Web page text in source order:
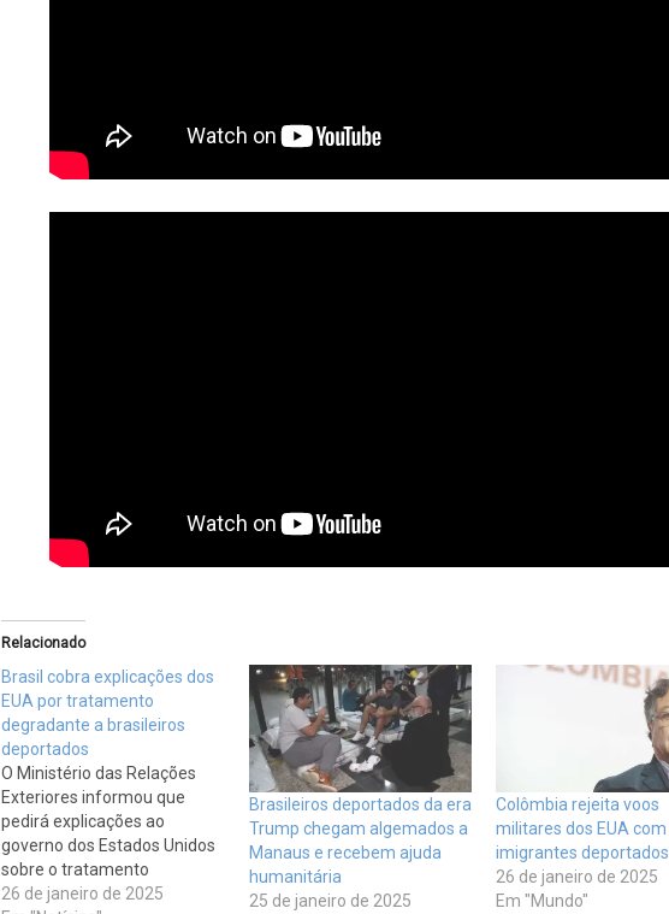
Relacionado
Brasil cobra explicações dos
EUA por tratamento
degradante a brasileiros
deportados
O Ministério das Relações
Exteriores informou que
pedirá explicações ao
governo dos Estados Unidos
sobre o tratamento
considerado degradante
26 de janeiro de 2025
Brasileiros deportados da era
Trump chegam algemados a
Manaus e recebem ajuda
humanitária
25 de janeiro de 2025
Colômbia rejeita voos
militares dos EUA com
imigrantes deportados
26 de janeiro de 2025
Em "Mundo"